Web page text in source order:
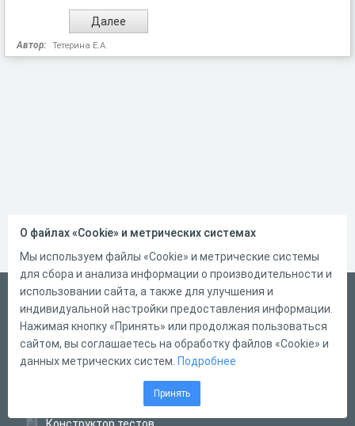
Автор: Тетерина Е.А.
Русский
Справка
Форма обратной связи
О файлах «Cookie» и метрических системах
Мы используем файлы «Cookie» и метрические системы
для сбора и анализа информации о производительности и
использовании сайта, а также для улучшения и
индивидуальной настройки предоставления информации.
Нажимая кнопку «Принять» или продолжая пользоваться
сайтом, вы соглашаетесь на обработку файлов «Cookie» и
данных метрических систем. Подробнее
Принять